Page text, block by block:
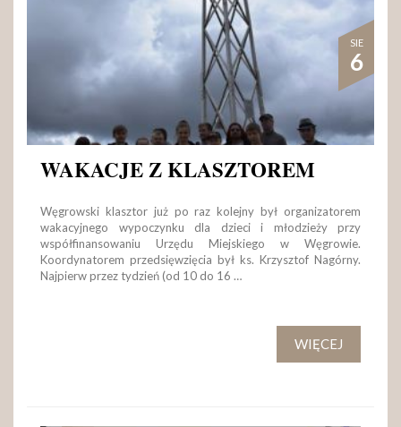
SIE
6
WAKACJE Z KLASZTOREM
Węgrowski klasztor już po raz kolejny był organizatorem
wakacyjnego wypoczynku dla dzieci i młodzieży przy
współfinansowaniu Urzędu Miejskiego w Węgrowie.
Koordynatorem przedsięwzięcia był ks. Krzysztof Nagórny.
Najpierw przez tydzień (od 10 do 16 …
WIĘCEJ